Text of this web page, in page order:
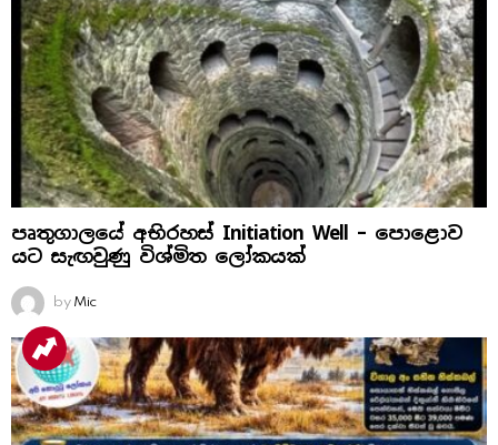
පෘතුගාලයේ අභිරහස් Initiation Well – පොළොව
යට සැඟවුණු විශ්මිත ලෝකයක්
by Mic